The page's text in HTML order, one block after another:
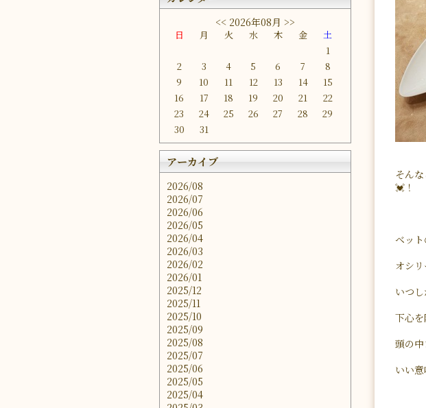
<< 2026年08月 >>
日 月 火 水 木 金
土
1
2
3 4 5 6 7
8
9
10 11 12 13 14
15
16
17 18 19 20 21
22
23
24 25 26 27 28
29
30
31
アーカイブ
2026/08
2026/07
2026/06
2026/05
2026/04
2026/03
2026/02
2026/01
2025/12
2025/11
2025/10
2025/09
2025/08
2025/07
2025/06
2025/05
2025/04
そん
💓！
ベッ
オシ
いつ
下心
頭の
いい